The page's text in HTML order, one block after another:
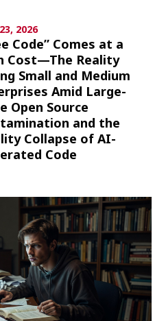
keywords
OHTANI
hachimura
2026
Code” Comes at a
Cost—The Reality
Small and Medium
Amid Large-
Open Source
and the
Collapse of AI-
Code